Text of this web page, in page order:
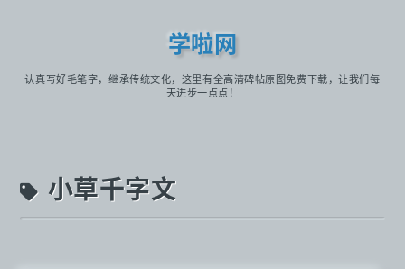
学啦网
认真写好毛笔字，继承传统文化，这里有全高清碑帖原图免费下载，让我们每
天进步一点点！
小草千字文